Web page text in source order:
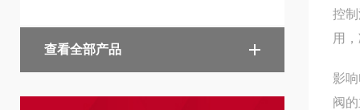
查看全部产品
控
用
影
阀